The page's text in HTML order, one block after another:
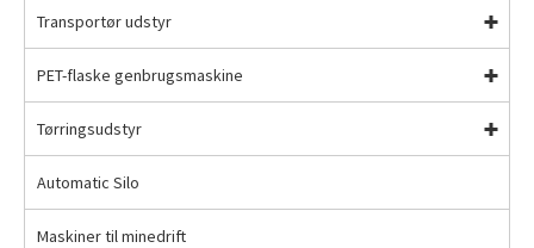
Transportør udstyr
PET-flaske genbrugsmaskine
Tørringsudstyr
Automatic Silo
Maskiner til minedrift